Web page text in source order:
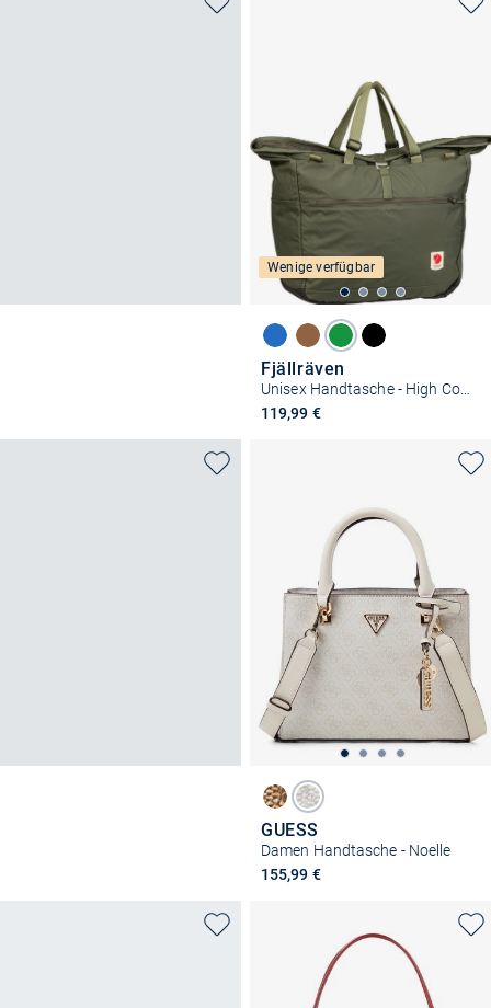
Wenige verfügbar
Fjällräven
Unisex Handtasche - High Coast Tote 30
119,99 €
GUESS
Damen Handtasche - Noelle
155,99 €